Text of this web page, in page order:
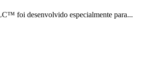
foi desenvolvido especialmente para...